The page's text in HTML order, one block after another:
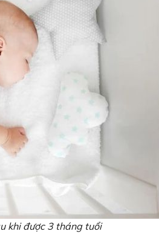
khi được 3 tháng tuổi